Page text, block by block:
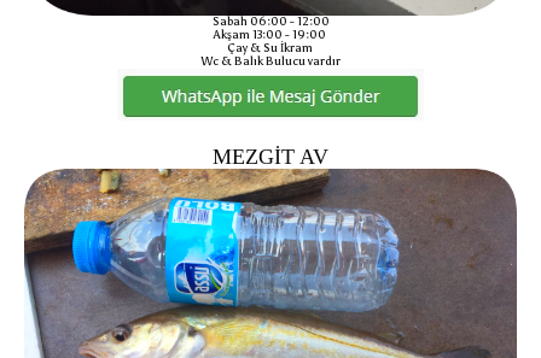
Sabah 06:00 - 12:00
Akşam 13:00 - 19:00
Çay & Su İkram
Wc & Balık Bulucu vardır
MEZGİT AV